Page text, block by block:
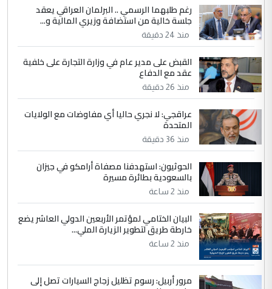
إكمال دراستي داخل ...
الموضوع :
السعودية توافق على الاستمرار في
إعطاء 100 منحة دراسية للطلبة العراقيين في
جامعاتها سنويا
عبد الأمير جاسم هليل
التعليق : نحن اباء الطلاب الأوائل على العراق
نتشرف بلقاء السيد احمد الصافي في العتبات
الحسنية لزرع ...
مكتب السيد احمد الصافي : لا يوجود
لدينا اي حساب على الفيس بوك وتويتر
رغم طلبهما الرسمي .. البرلمان العراقي يعقد
جلسة خالية من استضافة وزيري المالية و...
منذ 24 دقيقة
القبض على مدير عام في وزارة التجارة على خلفية
عقد مع الدفاع
منذ 26 دقيقة
عراقجي: لا نجري حاليا أي مفاوضات مع الولايات
المتحدة
منذ 36 دقيقة
الحوثيون: استهدفنا مصفاة أرامكو في جيزان
بالسعودية بطائرة مسيرة
منذ 2 ساعة
البيان الختامي لمؤتمر الأربعين الدولي العاشر يضع
خارطة طريق لتطوير الزيارة الملي...
منذ 2 ساعة
مرور أربيل: رسوم تظليل زجاج السيارات تصل إلى